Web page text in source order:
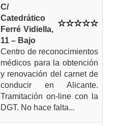
C/
Catedrático
Ferré Vidiella,
11 – Bajo
Centro de reconocimientos
médicos para la obtención
y renovación del carnet de
conducir en Alicante.
Tramitación on-line con la
DGT. No hace falta...